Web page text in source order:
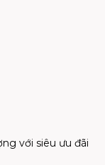
với siêu ưu đãi